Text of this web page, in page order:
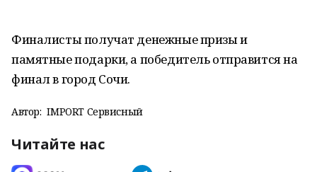
Финалисты получат денежные призы и
памятные подарки, а победитель отправится на
финал в город Сочи.
Автор: IMPORT Сервисный
Читайте нас